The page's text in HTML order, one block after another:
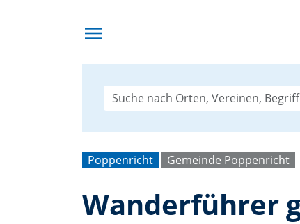
menu
Poppenricht Gemeinde Poppenricht
Wanderführer